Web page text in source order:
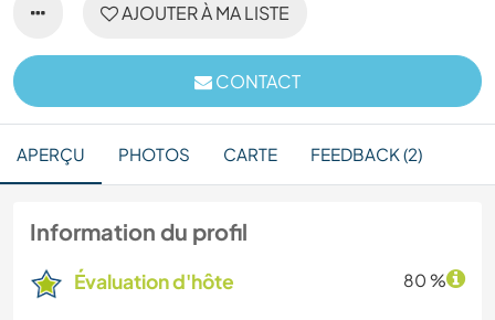
AJOUTER À MA LISTE
CONTACT
APERÇU PHOTOS CARTE FEEDBACK (2)
Information du profil
Évaluation d'hôte 80 %